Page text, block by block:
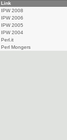
Link
IPW 2008
IPW 2006
IPW 2005
IPW 2004
Perl.it
Perl Mongers